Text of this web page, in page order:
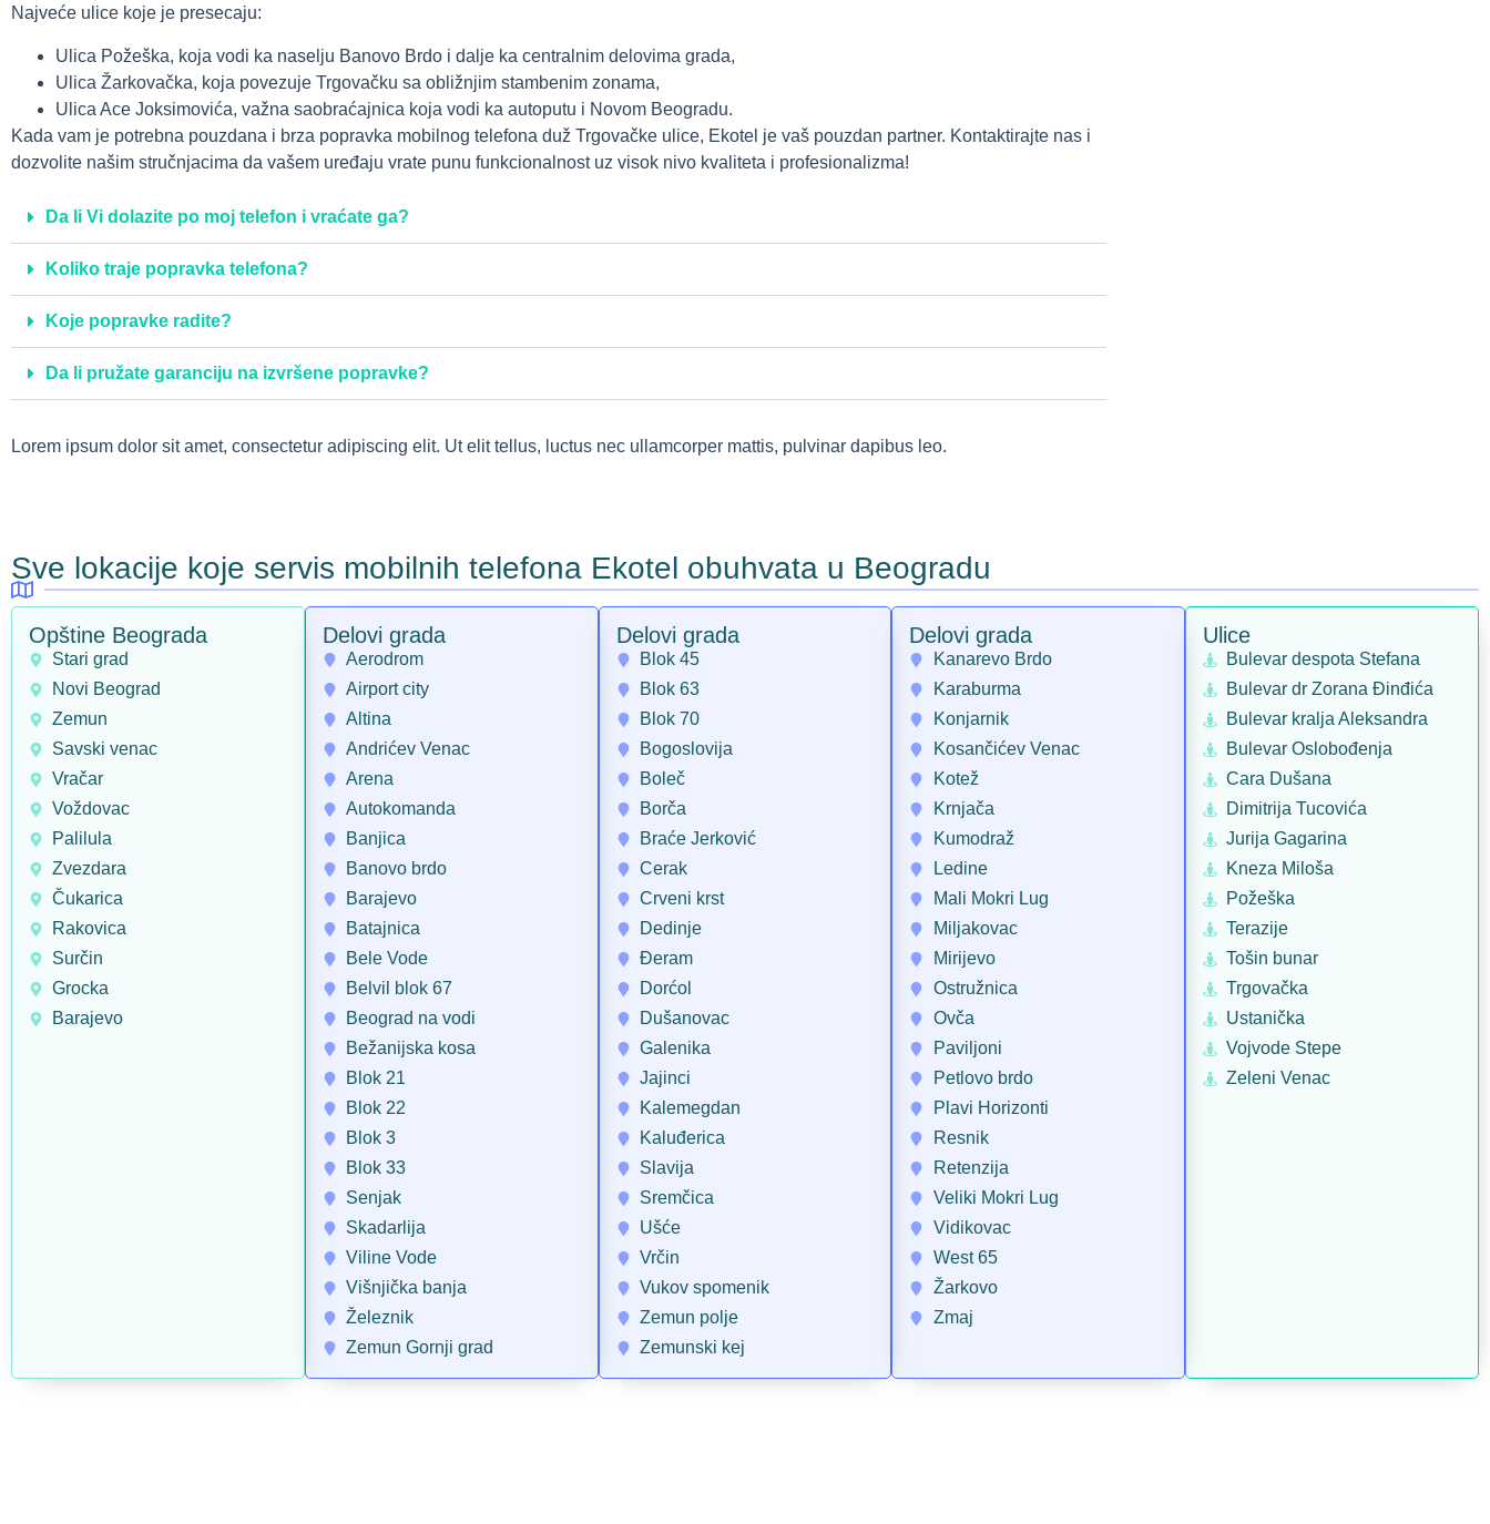
Najveće ulice koje je presecaju:
Ulica Požeška, koja vodi ka naselju Banovo Brdo i dalje ka centralnim delovima grada,
Ulica Žarkovačka, koja povezuje Trgovačku sa obližnjim stambenim zonama,
Ulica Ace Joksimovića, važna saobraćajnica koja vodi ka autoputu i Novom Beogradu.
Kada vam je potrebna pouzdana i brza popravka mobilnog telefona duž Trgovačke ulice, Ekotel je vaš pouzdan partner. Kontaktirajte nas i
dozvolite našim stručnjacima da vašem uređaju vrate punu funkcionalnost uz visok nivo kvaliteta i profesionalizma!
Da li Vi dolazite po moj telefon i vraćate ga?
Koliko traje popravka telefona?
Koje popravke radite?
Da li pružate garanciju na izvršene popravke?
Lorem ipsum dolor sit amet, consectetur adipiscing elit. Ut elit tellus, luctus nec ullamcorper mattis, pulvinar dapibus leo.
Sve lokacije koje servis mobilnih telefona Ekotel obuhvata u Beogradu
Opštine Beograda
Stari grad
Novi Beograd
Zemun
Savski venac
Vračar
Voždovac
Palilula
Zvezdara
Čukarica
Rakovica
Surčin
Grocka
Barajevo
Delovi grada
Aerodrom
Airport city
Altina
Andrićev Venac
Arena
Autokomanda
Banjica
Banovo brdo
Barajevo
Batajnica
Bele Vode
Belvil blok 67
Beograd na vodi
Bežanijska kosa
Blok 21
Blok 22
Blok 3
Blok 33
Senjak
Skadarlija
Viline Vode
Višnjička banja
Železnik
Zemun Gornji grad
Delovi grada
Blok 45
Blok 63
Blok 70
Bogoslovija
Boleč
Borča
Braće Jerković
Cerak
Crveni krst
Dedinje
Đeram
Dorćol
Dušanovac
Galenika
Jajinci
Kalemegdan
Kaluđerica
Slavija
Sremčica
Ušće
Vrčin
Vukov spomenik
Zemun polje
Zemunski kej
Delovi grada
Kanarevo Brdo
Karaburma
Konjarnik
Kosančićev Venac
Kotež
Krnjača
Kumodraž
Ledine
Mali Mokri Lug
Miljakovac
Mirijevo
Ostružnica
Ovča
Paviljoni
Petlovo brdo
Plavi Horizonti
Resnik
Retenzija
Veliki Mokri Lug
Vidikovac
West 65
Žarkovo
Zmaj
Ulice
Bulevar despota Stefana
Bulevar dr Zorana Đinđića
Bulevar kralja Aleksandra
Bulevar Oslobođenja
Cara Dušana
Dimitrija Tucovića
Jurija Gagarina
Kneza Miloša
Požeška
Terazije
Tošin bunar
Trgovačka
Ustanička
Vojvode Stepe
Zeleni Venac